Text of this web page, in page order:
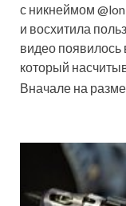
с никнеймом
и восхитила
видео появилось
который
Вначале на